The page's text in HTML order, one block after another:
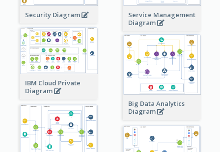
Security Diagram
Service Management
Diagram
IBM Cloud Private
Diagram
Big Data Analytics
Diagram